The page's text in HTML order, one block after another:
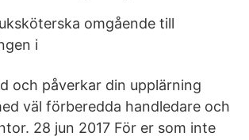
omgående till
i
och påverkar din upplärning
väl förberedda handledare och
28 jun 2017 För er som inte